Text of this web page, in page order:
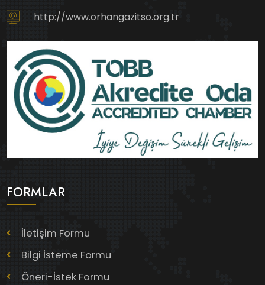
http://www.orhangazitso.org.tr
FORMLAR
İletişim Formu
Bilgi İsteme Formu
Öneri-İstek Formu